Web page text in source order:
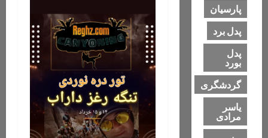
پارسیان
پدل برد
پدل
بورد
گردشگری
یاسر
مرادی